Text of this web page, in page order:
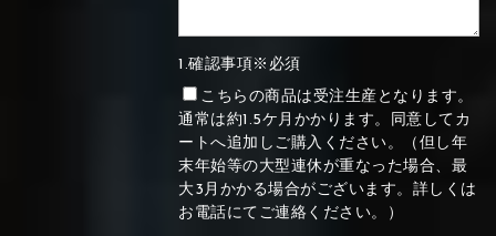
1.確認事項※必須
こちらの商品は受注生産となります。
通常は約1.5ケ月かかります。同意してカ
ートへ追加しご購入ください。（但し年
末年始等の大型連休が重なった場合、最
大3月かかる場合がございます。詳しくは
お電話にてご連絡ください。）